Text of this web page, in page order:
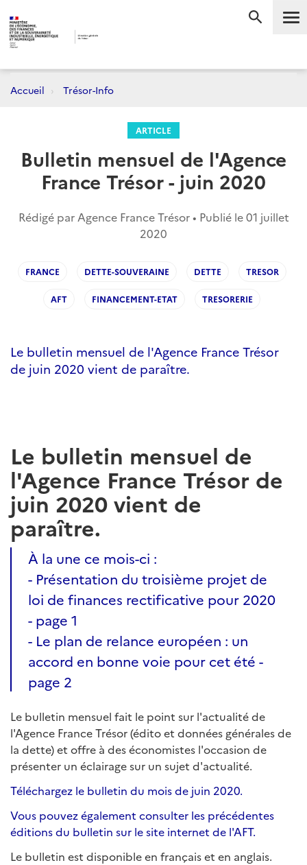
Accueil Trésor-Info
ARTICLE
Bulletin mensuel de l'Agence
France Trésor - juin 2020
Rédigé par Agence France Trésor • Publié le01 juillet
2020
FRANCE DETTE-SOUVERAINE DETTE TRESOR
AFT FINANCEMENT-ETAT TRESORERIE
Le bulletin mensuel de l'Agence France Trésor
de juin 2020 vient de paraître.
Le bulletin mensuel de
l'Agence France Trésor de
juin 2020 vient de
paraître.
À la une ce mois-ci :
- Présentation du troisième projet de
loi de finances rectificative pour 2020
- page 1
- Le plan de relance européen : un
accord en bonne voie pour cet été -
page 2
Le bulletin mensuel fait le point sur l'actualité de
l'Agence France Trésor (édito et données générales de
la dette) et offre à des économistes l'occasion de
présenter un éclairage sur un sujet d'actualité.
Téléchargez le bulletin du mois de juin 2020.
Vous pouvez également consulter les précédentes
éditions du bulletin sur le site internet de l'AFT.
Le bulletin est disponible en français et en anglais.